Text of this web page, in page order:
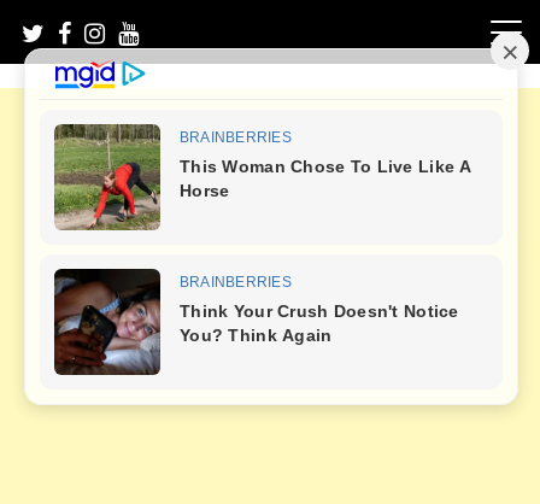
content